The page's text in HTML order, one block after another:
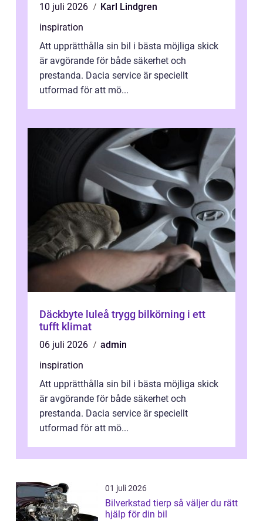
10 juli 2026
Karl Lindgren
inspiration
Att upprätthålla sin bil i bästa möjliga skick
är avgörande för både säkerhet och
prestanda. Dacia service är speciellt
utformad för att mö...
Däckbyte luleå trygg bilkörning i ett
tufft klimat
06 juli 2026
admin
inspiration
Att upprätthålla sin bil i bästa möjliga skick
är avgörande för både säkerhet och
prestanda. Dacia service är speciellt
utformad för att mö...
01 juli 2026
Bilverkstad tierp så väljer du rätt
hjälp för din bil